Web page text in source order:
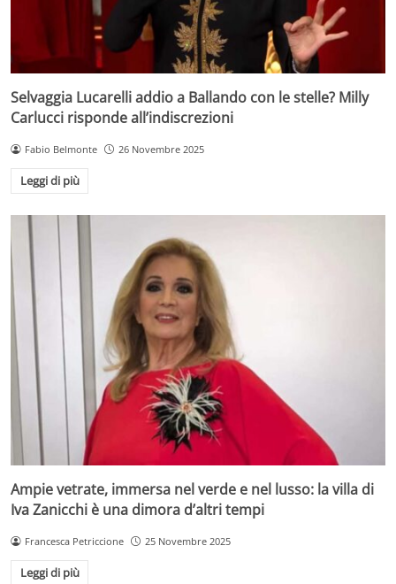
Selvaggia Lucarelli addio a Ballando con le stelle? Milly
Carlucci risponde all’indiscrezioni
Fabio Belmonte 26 Novembre 2025
Leggi di più
Ampie vetrate, immersa nel verde e nel lusso: la villa di
Iva Zanicchi è una dimora d’altri tempi
Francesca Petriccione 25 Novembre 2025
Leggi di più